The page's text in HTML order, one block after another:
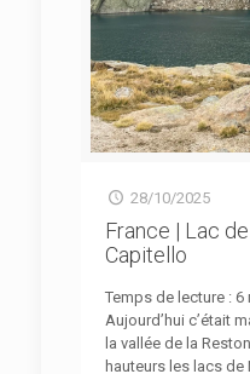
28/10/2025
France | Lac
Capitello
Temps de lecture : 6
Aujourd’hui c’était
la vallée de la
hauteurs les lacs de